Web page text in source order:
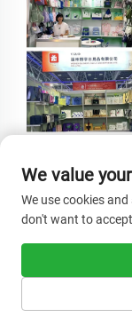
We value
We use cookies
don't want to